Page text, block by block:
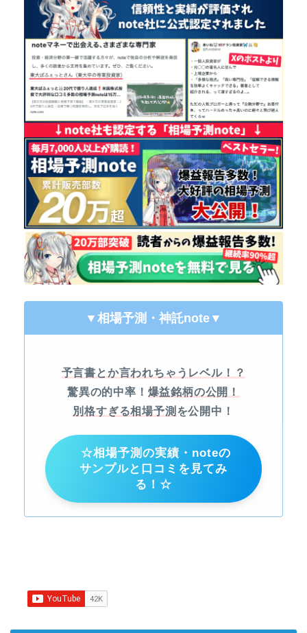
▼相場予測・神託note ▼
予言書とか言われちゃうレベル！？
驚異の的中率！ 爆益銘柄の公開！
別格すぎる相場予測 を公開中！
☆相場予測の実績・noteの
サンプルと口コミを見てみ
る！☆